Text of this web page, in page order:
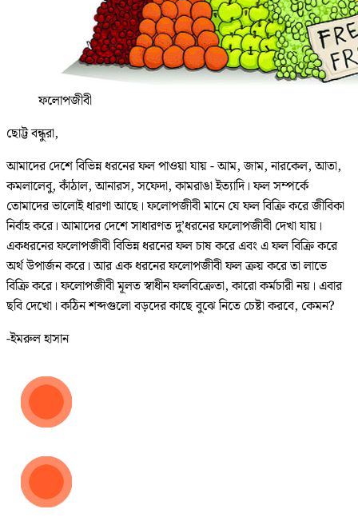
ফলোপজীবী
ছোট্ট বন্ধুরা,
আমাদের দেশে বিভিন্ন ধরনের ফল পাওয়া যায় - আম, জাম, নারকেল, আতা,
কমলালেবু, কাঁঠাল, আনারস, সফেদা, কামরাঙা ইত্যাদি। ফল সম্পর্কে
তোমাদের ভালোই ধারণা আছে। ফলোপজীবী মানে যে ফল বিক্রি করে জীবিকা
নির্বাহ করে। আমাদের দেশে সাধারণত দু’ধরনের ফলোপজীবী দেখা যায়।
একধরনের ফলোপজীবী বিভিন্ন ধরনের ফল চাষ করে এবং এ ফল বিক্রি করে
অর্থ উপার্জন করে। আর এক ধরনের ফলোপজীবী ফল ক্রয় করে তা লাভে
বিক্রি করে। ফলোপজীবী মূলত স্বাধীন ফলবিক্রেতা, কারো কর্মচারী নয়। এবার
ছবি দেখো। কঠিন শব্দগুলো বড়দের কাছে বুঝে নিতে চেষ্টা করবে, কেমন?
-ইমরুল হাসান